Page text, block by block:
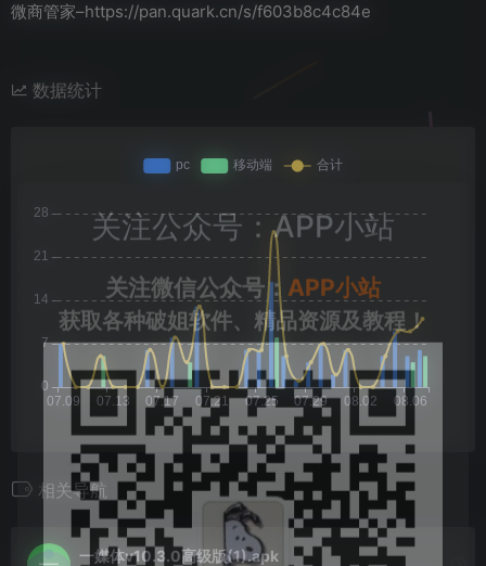
微商管家–https://pan.quark.cn/s/f603b8c4c84e
数据统计
相关导航
一媒体v10.3.0高级版(1).apk
关注微信公众号：APP小站
获取各种破姐软件、精品资源及教程！